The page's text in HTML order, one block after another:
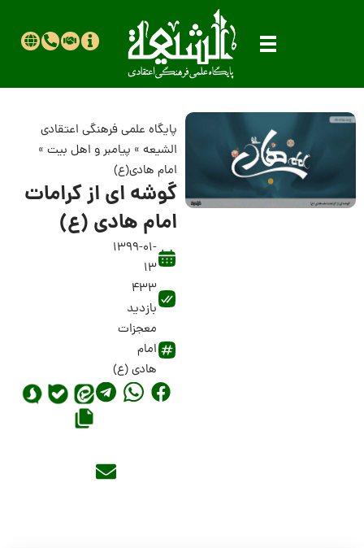
پایگاه علمی فرهنگی اعتقادی
الشیعه» پیامبر و اهل بیت»
امام هادی(ع)
گوشه ای از کرامات
امام هادی (ع)
1399-01-
13
433
بازدید
معجزات
امام
هادی (ع)